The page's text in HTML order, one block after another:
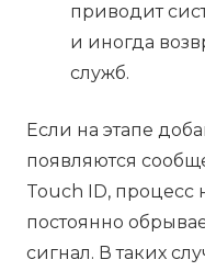
приводит
и иногда
служб.
Если на этапе
появляются
Touch ID, процесс
постоянно
сигнал. В таких